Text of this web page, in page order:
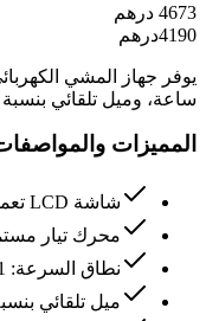
4673 درهم
4190درهم
ساعة، وميل تلقائي بنسبة 18%، مما يجعله مناسباً للاستخدام المنزلي المكثف بوزن مستخدم يصل إلى 130 كجم.
المميزات
شاشة LCD تعمل باللمس مقاس 10.1 بوصة مع واي فاي
محرك تيار مستمر بقوة 3.5
نطاق السرعة: 1 - 18 كم/ساعة
ميل تلقائي بنسبة